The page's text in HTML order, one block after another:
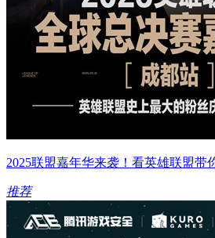
2025联盟嘉年华来袭！看英雄联盟带
推荐